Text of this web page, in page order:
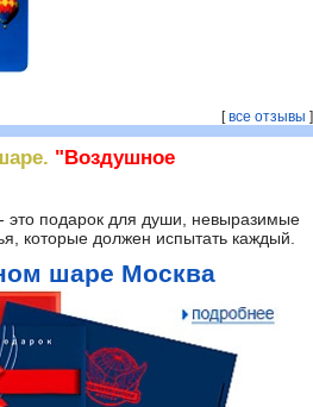
[все отзывы ]
"Воздушное
- это подарок для души, невыразимые
которые должен испытать каждый.
шаре Москва